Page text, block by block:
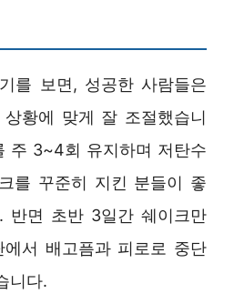
를 보면, 성공한 사람들은
황에 맞게 잘 조절했습니
주 3~4회 유지하며 저탄수
를 꾸준히 지킨 분들이 좋
반면 초반 3일간 쉐이크만
서 배고픔과 피로로 중단
니다.